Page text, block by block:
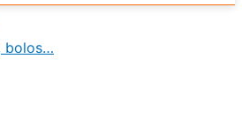
bolos…